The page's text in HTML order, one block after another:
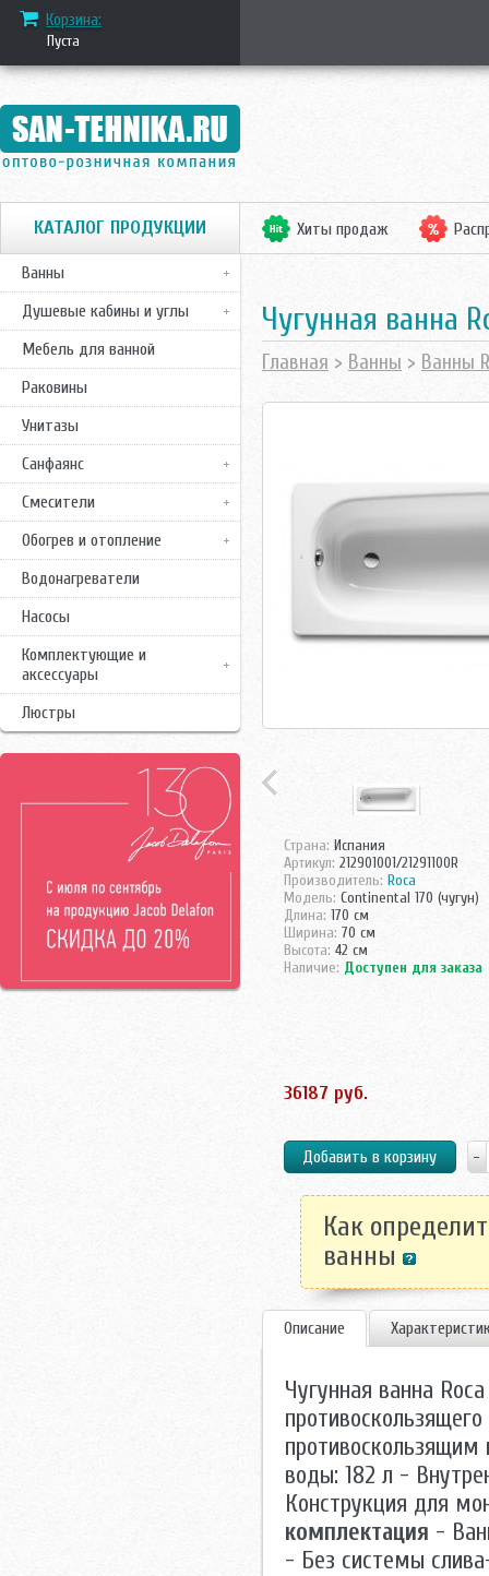
Корзина:
Пуста
КАТАЛОГ ПРОДУКЦИИ
Ванны
Душевые кабины и углы
Мебель для ванной
Раковины
Унитазы
Санфаянс
Смесители
Обогрев и отопление
Водонагреватели
Насосы
Комплектующие и
аксессуары
Люстры
Хиты продаж
Чугунная ванна
Главная > Ванны > Ванны
Страна: Испания
Артикул: 212901001/21291100R
Производитель: Roca
Модель: Continental 170 (чугун)
Длина: 170 см
Ширина: 70 см
Высота: 42 см
Наличие: Доступен для заказа
36187 руб.
Как
ванны
Описание
Чугунная ванна
воды: 182 л -
Конструкция для
комплектация -
- Без системы